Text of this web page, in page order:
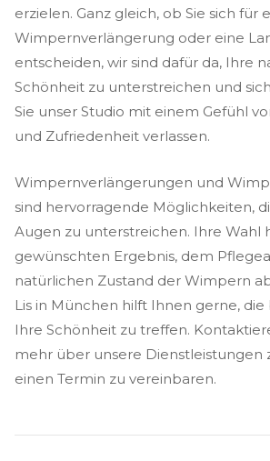
erzielen. Ganz gleich, ob Sie sich für
Wimpernverlängerung oder eine
entscheiden, wir sind dafür da, Ihre
Schönheit zu unterstreichen und
Sie unser Studio mit einem Gefühl
und Zufriedenheit verlassen.
Wimpernverlängerungen und
sind hervorragende Möglichkeiten,
Augen zu unterstreichen. Ihre Wahl
gewünschten Ergebnis, dem
natürlichen Zustand der Wimpern
Lis in München hilft Ihnen gerne,
Ihre Schönheit zu treffen.
mehr über unsere Dienstleistungen
einen Termin zu vereinbaren.